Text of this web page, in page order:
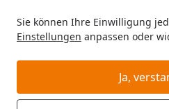
Sie können Ihre Einwilligung
Einstellungen anpassen oder
Ja,